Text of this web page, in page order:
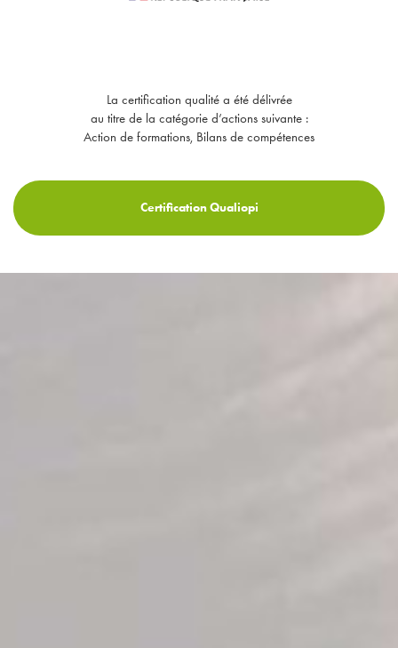
La certification qualité a été délivrée
au titre de la catégorie d’actions suivante :
Action de formations, Bilans de compétences
Certification Qualiopi